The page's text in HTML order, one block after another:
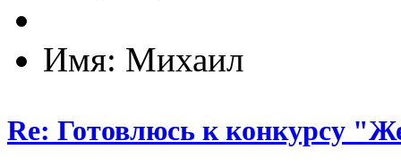
Имя: Михаил
Re: Готовлюсь к конкурсу